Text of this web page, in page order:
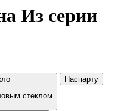
Из серии
стеклом
Паспарту